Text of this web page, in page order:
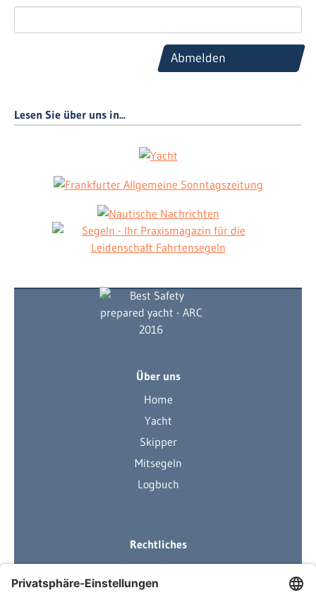
Abmelden
Lesen Sie über uns in...
Über uns
Home
Yacht
Skipper
Mitsegeln
Logbuch
Rechtliches
Ihre Ausrüstung
Impressum